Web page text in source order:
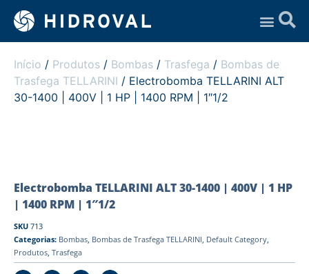
Início / Produtos / Bombas / Trasfega / Bombas de
Trasfega TELLARINI / Electrobomba TELLARINI ALT
30-1400 | 400V | 1 HP | 1400 RPM | 1″1/2
Electrobomba TELLARINI ALT 30-1400 | 400V | 1 HP
| 1400 RPM | 1″1/2
SKU 713
Categorias: Bombas, Bombas de Trasfega TELLARINI, Default Category,
Produtos, Trasfega